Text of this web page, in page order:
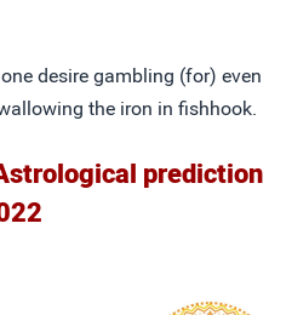
desire gambling (for) even
the iron in fishhook.
prediction